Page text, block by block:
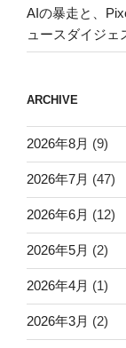
AIの暴走と、
ュースダイジェ
ARCHIVE
2026年8月 (9)
2026年7月 (47)
2026年6月 (12)
2026年5月 (2)
2026年4月 (1)
2026年3月 (2)